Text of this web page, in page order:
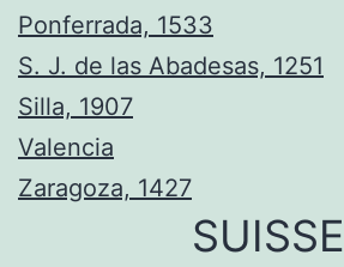
Ponferrada, 1533
S. J. de las Abadesas, 1251
Silla, 1907
Valencia
Zaragoza, 1427
SUISSE